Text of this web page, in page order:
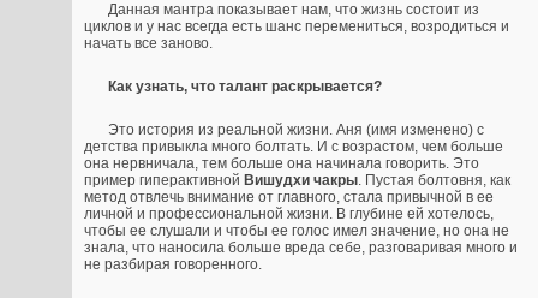
Данная мантра показывает нам, что жизнь состоит из
циклов и у нас всегда есть шанс перемениться, возродиться и
начать все заново.
Как узнать, что талант раскрывается?
Это история из реальной жизни. Аня (имя изменено) с
детства привыкла много болтать. И с возрастом, чем больше
она нервничала, тем больше она начинала говорить. Это
пример гиперактивной Вишудхи чакры. Пустая болтовня, как
метод отвлечь внимание от главного, стала привычной в ее
личной и профессиональной жизни. В глубине ей хотелось,
чтобы ее слушали и чтобы ее голос имел значение, но она не
знала, что наносила больше вреда себе, разговаривая много и
не разбирая говоренного.